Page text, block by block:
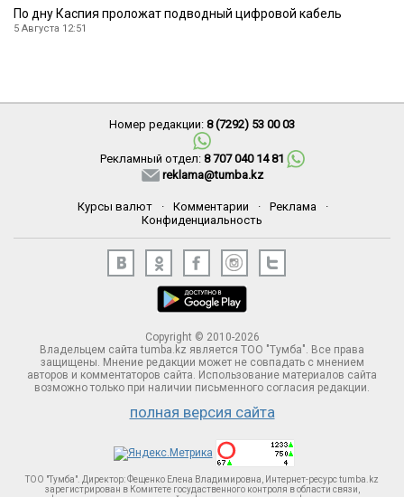
По дну Каспия проложат подводный цифровой кабель
5 Августа 12:51
Номер редакции: 8 (7292) 53 00 03
Рекламный отдел: 8 707 040 14 81
reklama@tumba.kz
Курсы валют · Комментарии · Реклама
·
Конфиденциальность
Copyright © 2010-2026
Владельцем сайта tumba.kz является ТОО "Тумба". Все права
защищены. Мнение редакции может не совпадать с мнением
авторов и комментаторов сайта. Использование материалов сайта
возможно только при наличии письменного согласия редакции.
полная версия сайта
ТОО "Тумба". Директор: Фещенко Елена Владимировна, Интернет-ресурс tumba.kz
зарегистрирован в Комитете госудаственного контроля в области связи,